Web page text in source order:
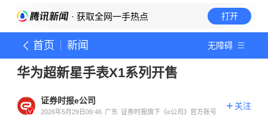
· 获取全网一手热点 打开
首页 新闻 无障碍
华为超新星手表X1系列开售
证券时报e公司
2026年5月29日09:46 广东 证券时报旗下《e公司》官方账号
关注